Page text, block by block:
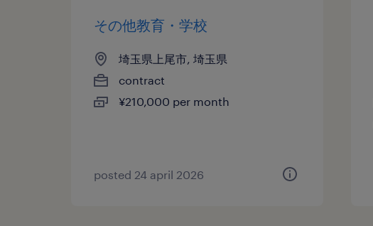
その他教育・学校
埼玉県上尾市, 埼玉県
contract
¥210,000 per month
posted 24 april 2026